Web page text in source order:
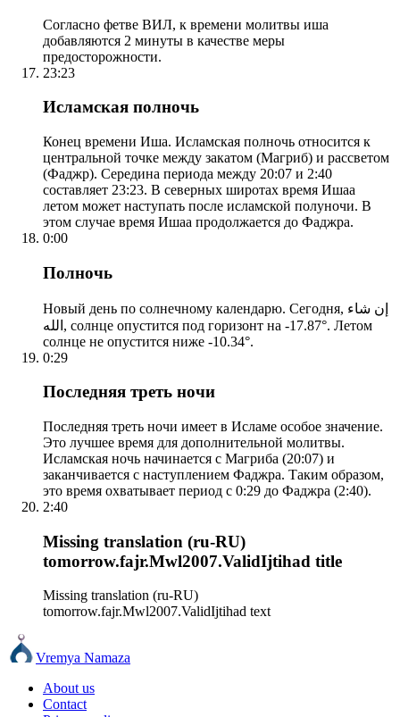
Согласно фетве ВИЛ, к времени молитвы иша
добавляются 2 минуты в качестве меры
предосторожности.
23:23
Исламская полночь
Конец времени Иша. Исламская полночь относится к
центральной точке между закатом (Магриб) и рассветом
(Фаджр). Середина периода между 20:07 и 2:40
составляет 23:23. В северных широтах время Ишаа
летом может наступать после исламской полуночи. В
этом случае время Ишаа продолжается до Фаджра.
0:00
Полночь
Новый день по солнечному календарю. Сегодня, إن شاء
الله, солнце опустится под горизонт на -17.87°. Летом
солнце не опустится ниже -10.34°.
0:29
Последняя треть ночи
Последняя треть ночи имеет в Исламе особое значение.
Это лучшее время для дополнительной молитвы.
Исламская ночь начинается с Магриба (20:07) и
заканчивается с наступлением Фаджра. Таким образом,
это время охватывает период с 0:29 до Фаджра (2:40).
2:40
Missing translation (ru-RU)
tomorrow.fajr.Mwl2007.ValidIjtihad title
Missing translation (ru-RU)
tomorrow.fajr.Mwl2007.ValidIjtihad text
Vremya Namaza
About us
Contact